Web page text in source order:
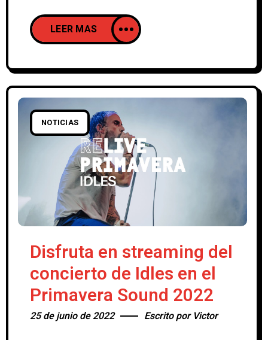
su esperado nuevo disco en el que
siguiendo la línea continuista de su
anterior disco Tranquility Base Hotel &
60-70’s francés, ampliándose con unas
orquestaciones
LEER MAS
NOTICIAS
Disfruta en streaming del
concierto de Idles en el
Primavera Sound 2022
25 de junio de 2022 Escrito por Victor